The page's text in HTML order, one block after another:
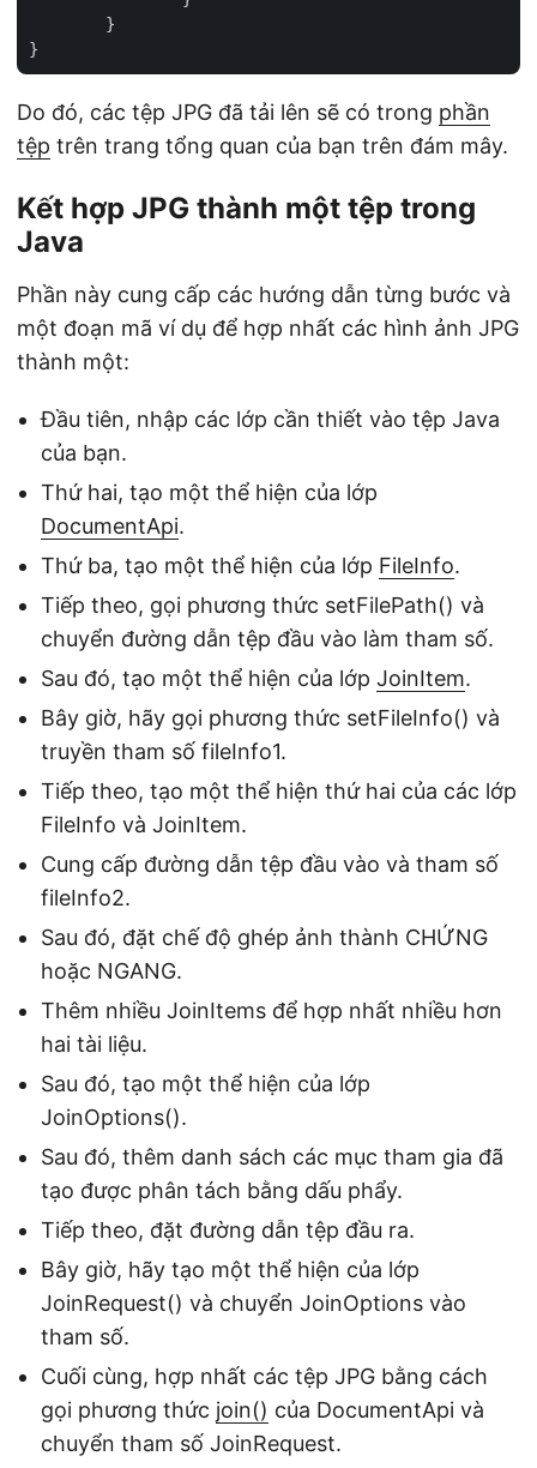
Do đó, các tệp JPG đã tải lên sẽ có trong phần
tệp trên trang tổng quan của bạn trên đám mây.
Kết hợp JPG thành một tệp trong
Java
Phần này cung cấp các hướng dẫn từng bước và
một đoạn mã ví dụ để hợp nhất các hình ảnh JPG
thành một:
Đầu tiên, nhập các lớp cần thiết vào tệp Java
của bạn.
Thứ hai, tạo một thể hiện của lớp
DocumentApi.
Thứ ba, tạo một thể hiện của lớp FileInfo.
Tiếp theo, gọi phương thức setFilePath() và
chuyển đường dẫn tệp đầu vào làm tham số.
Sau đó, tạo một thể hiện của lớp JoinItem.
Bây giờ, hãy gọi phương thức setFileInfo() và
truyền tham số fileInfo1.
Tiếp theo, tạo một thể hiện thứ hai của các lớp
FileInfo và JoinItem.
Cung cấp đường dẫn tệp đầu vào và tham số
fileInfo2.
Sau đó, đặt chế độ ghép ảnh thành CHỨNG
hoặc NGANG.
Thêm nhiều JoinItems để hợp nhất nhiều hơn
hai tài liệu.
Sau đó, tạo một thể hiện của lớp
JoinOptions().
Sau đó, thêm danh sách các mục tham gia đã
tạo được phân tách bằng dấu phẩy.
Tiếp theo, đặt đường dẫn tệp đầu ra.
Bây giờ, hãy tạo một thể hiện của lớp
JoinRequest() và chuyển JoinOptions vào
tham số.
Cuối cùng, hợp nhất các tệp JPG bằng cách
gọi phương thức join() của DocumentApi và
chuyển tham số JoinRequest.